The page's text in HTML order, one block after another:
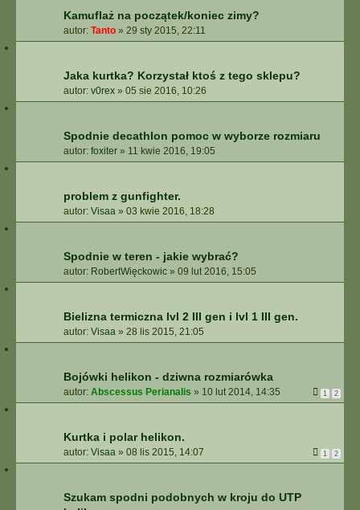
Kamuflaż na początek/koniec zimy?
autor: Tanto » 29 sty 2015, 22:11
Jaka kurtka? Korzystał ktoś z tego sklepu?
autor: v0rex » 05 sie 2016, 10:26
Spodnie decathlon pomoc w wyborze rozmiaru
autor: foxiter » 11 kwie 2016, 19:05
problem z gunfighter.
autor: Visaa » 03 kwie 2016, 18:28
Spodnie w teren - jakie wybrać?
autor: RobertWięckowic » 09 lut 2016, 15:05
Bielizna termiczna lvl 2 III gen i lvl 1 III gen.
autor: Visaa » 28 lis 2015, 21:05
Bojówki helikon - dziwna rozmiarówka
autor: Abscessus Perianalis » 10 lut 2014, 14:35 1 2
Kurtka i polar helikon.
autor: Visaa » 08 lis 2015, 14:07 1 2
Szukam spodni podobnych w kroju do UTP